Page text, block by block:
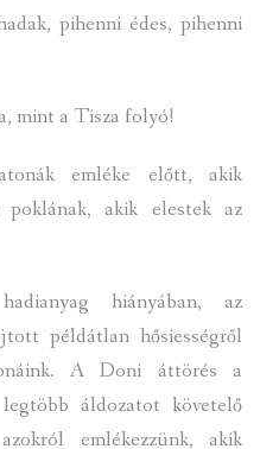
pihenni édes, pihenni
mint a Tisza folyó!
emléke előtt, akik
akik elestek az
hiányában, az
példátlan hősiességről
A Doni áttörés a
áldozatot követelő
emlékezzünk, akik